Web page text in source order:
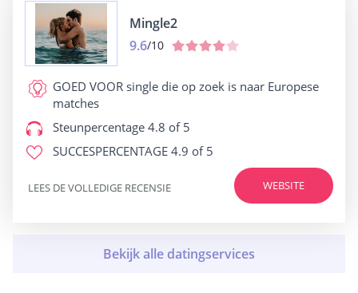
Mingle2
9.6/10
GOED VOOR single die op zoek is naar Europese
matches
Steunpercentage 4.8 of 5
SUCCESPERCENTAGE 4.9 of 5
WEBSITE
LEES DE VOLLEDIGE RECENSIE